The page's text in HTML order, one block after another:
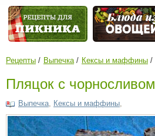
Рецепты Выпечка Кексы и маффины
Пляцок с чорносливом
Выпечка Кексы и маффины